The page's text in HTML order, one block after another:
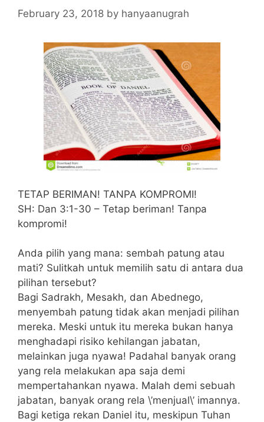
February 23, 2018 by hanyaanugrah
TETAP BERIMAN! TANPA KOMPROMI!
SH: Dan 3:1-30 – Tetap beriman! Tanpa
kompromi!
Anda pilih yang mana: sembah patung atau
mati? Sulitkah untuk memilih satu di antara dua
pilihan tersebut?
Bagi Sadrakh, Mesakh, dan Abednego,
menyembah patung tidak akan menjadi pilihan
mereka. Meski untuk itu mereka bukan hanya
menghadapi risiko kehilangan jabatan,
melainkan juga nyawa! Padahal banyak orang
yang rela melakukan apa saja demi
mempertahankan nyawa. Malah demi sebuah
jabatan, banyak orang rela \’menjual\’ imannya.
Bagi ketiga rekan Daniel itu, meskipun Tuhan